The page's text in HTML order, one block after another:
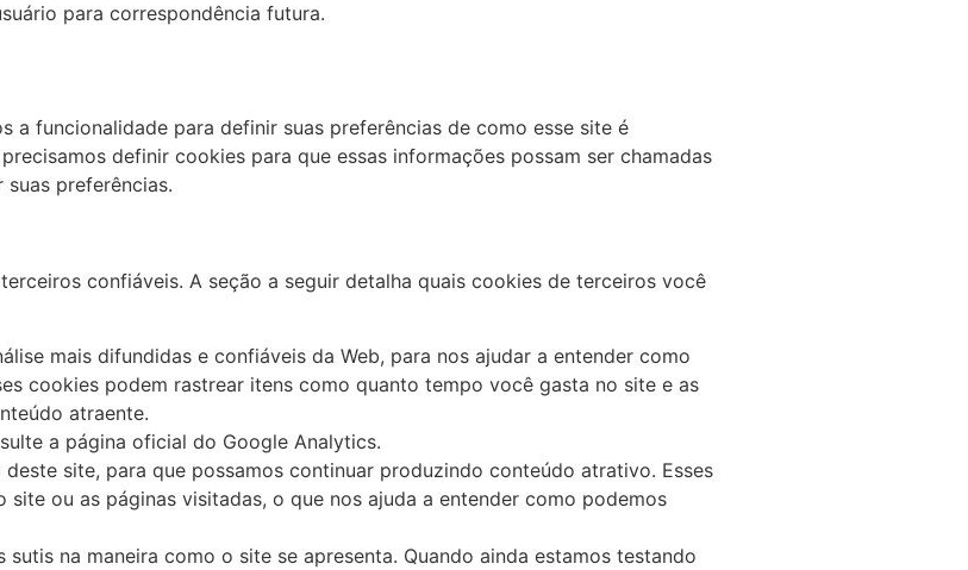
para correspondência futura.
a funcionalidade para definir suas preferências de como esse site é
definir cookies para que essas informações possam ser chamadas
preferências.
confiáveis. A seção a seguir detalha quais cookies de terceiros você
mais difundidas e confiáveis ​​da Web, para nos ajudar a entender como
cookies podem rastrear itens como quanto tempo você gasta no site e as
atraente.
a página oficial do Google Analytics.
site, para que possamos continuar produzindo conteúdo atrativo. Esses
ou as páginas visitadas, o que nos ajuda a entender como podemos
na maneira como o site se apresenta. Quando ainda estamos testando